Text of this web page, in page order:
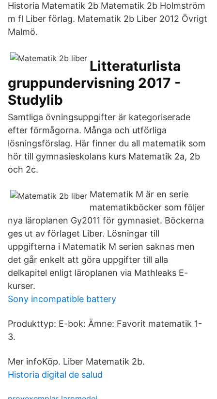
Historia Matematik 2b Matematik 2b Holmström
m fl Liber förlag. Matematik 2b Liber 2012 Övrigt
Malmö.
Litteraturlista
gruppundervisning 2017 -
Studylib
Samtliga övningsuppgifter är kategoriserade
efter förmågorna. Många och utförliga
lösningsförslag. Här finner du all matematik som
hör till gymnasieskolans kurs Matematik 2a, 2b
och 2c.
Matematik M är en serie
matematikböcker som följer
nya läroplanen Gy2011 för gymnasiet. Böckerna
ges ut av förlaget Liber. Lösningar till
uppgifterna i Matematik M serien saknas men
det går enkelt att göra uppgifter till alla
delkapitel enligt läroplanen via Mathleaks E-
kurser.
Sony incompatible battery
Produkttyp: E-bok: Ämne: Favorit matematik 1-
3.
Mer infoKöp. Liber Matematik 2b.
Historia digital de salud